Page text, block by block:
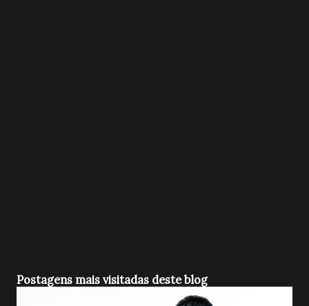
Postagens mais visitadas deste blog